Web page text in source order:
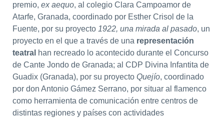
premio, ex aequo, al colegio Clara Campoamor de
Atarfe, Granada, coordinado por Esther Crisol de la
Fuente, por su proyecto 1922, una mirada al pasado, un
proyecto en el que a través de una representación
teatral han recreado lo acontecido durante el Concurso
de Cante Jondo de Granada; al CDP Divina Infantita de
Guadix (Granada), por su proyecto Quejío, coordinado
por don Antonio Gámez Serrano, por situar al flamenco
como herramienta de comunicación entre centros de
distintas regiones y países con actividades